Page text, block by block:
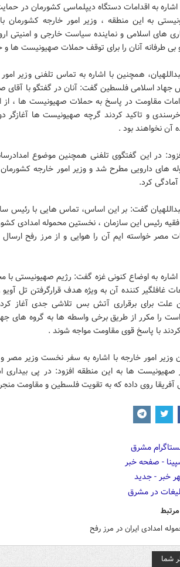
اشاره به اقدامات دستگاه دیپلماسی کشورمان در
به این منطقه ، وزیر امور خارجه کشورمان
های اسلامی و نماینده سیاست خارجی و امنیتی
بی طرفانه آنان را برای توقف حملات صهیونیست ها
همچنین با اشاره به تماس تلفنی وزیر
جهاد اسلامی فلسطین گفت: آنان در گفتگو با آقای
مقاومت در پاسخ به حملات صهیونیست ها ،
خرسندی و تاکید کردند گرچه صهیونیست ها آغازگر
آن نخواهند بود .
در این گفتگوی تلفنی همچنین موضوع
های دارویی مطرح شد و وزیر امور خارجه
آمادگی کرد.
گفت: بر این اساس، تماس هایی با رئیس
رئیس این سازمان ، نخستین محموله امدادی
مصر خواسته ایم آن را هوایی و از مرز رفح ارسال
اشاره به اوضاع کنونی غزه گفت: رژیم صهیونیستی با
غافلگیر کننده آن به ویژه هدف قرارگرفتن تل
علت برای برقراری آتش بس تلاشی جدی آغاز
را مکرر از طریق برخی واسطه ها به گروه های
با پاسخ قوی مقاومت مواجه شوند .
وزیر امور خارجه با اشاره به سفر نخست وزیر مصر
صهیونیست ها به این منطقه افزود: در پی بیداری
آفریقا روی داده که به تقویت فلسطین و مقاومت
مرتبط
امدادی ایران در مرز رفح
شما